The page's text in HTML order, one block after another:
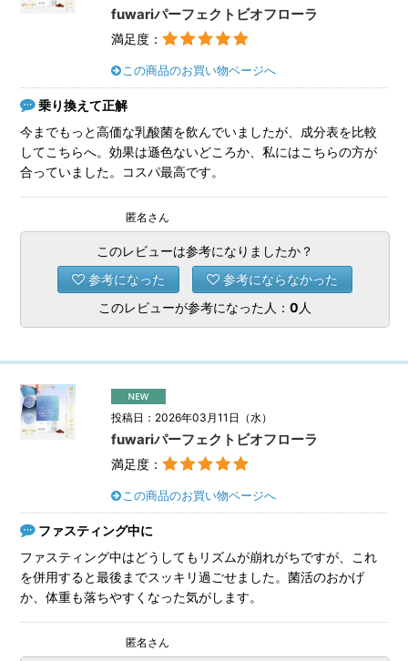
fuwariパーフェクトビオフローラ
満足度：
この商品のお買い物ページへ
乗り換えて正解
今までもっと高価な乳酸菌を飲んでいましたが、成分表を比較
してこちらへ。効果は遜色ないどころか、私にはこちらの方が
合っていました。コスパ最高です。
匿名さん
このレビューは参考になりましたか？
参考になった
参考にならなかった
このレビューが参考になった人： 0 人
投稿日：2026年03月11日（水）
fuwariパーフェクトビオフローラ
満足度：
この商品のお買い物ページへ
ファスティング中に
ファスティング中はどうしてもリズムが崩れがちですが、これ
を併用すると最後までスッキリ過ごせました。菌活のおかげ
か、体重も落ちやすくなった気がします。
匿名さん